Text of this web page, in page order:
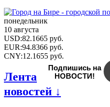
понедельник
10 августа
USD:82.1665 руб.
EUR:94.8366 руб.
CNY:12.1655 руб.
Подпишись на
НОВОСТИ!
Лента
новостей ↓